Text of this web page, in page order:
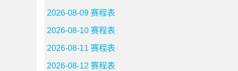
2026-08-09 赛程表
2026-08-10 赛程表
2026-08-11 赛程表
2026-08-12 赛程表